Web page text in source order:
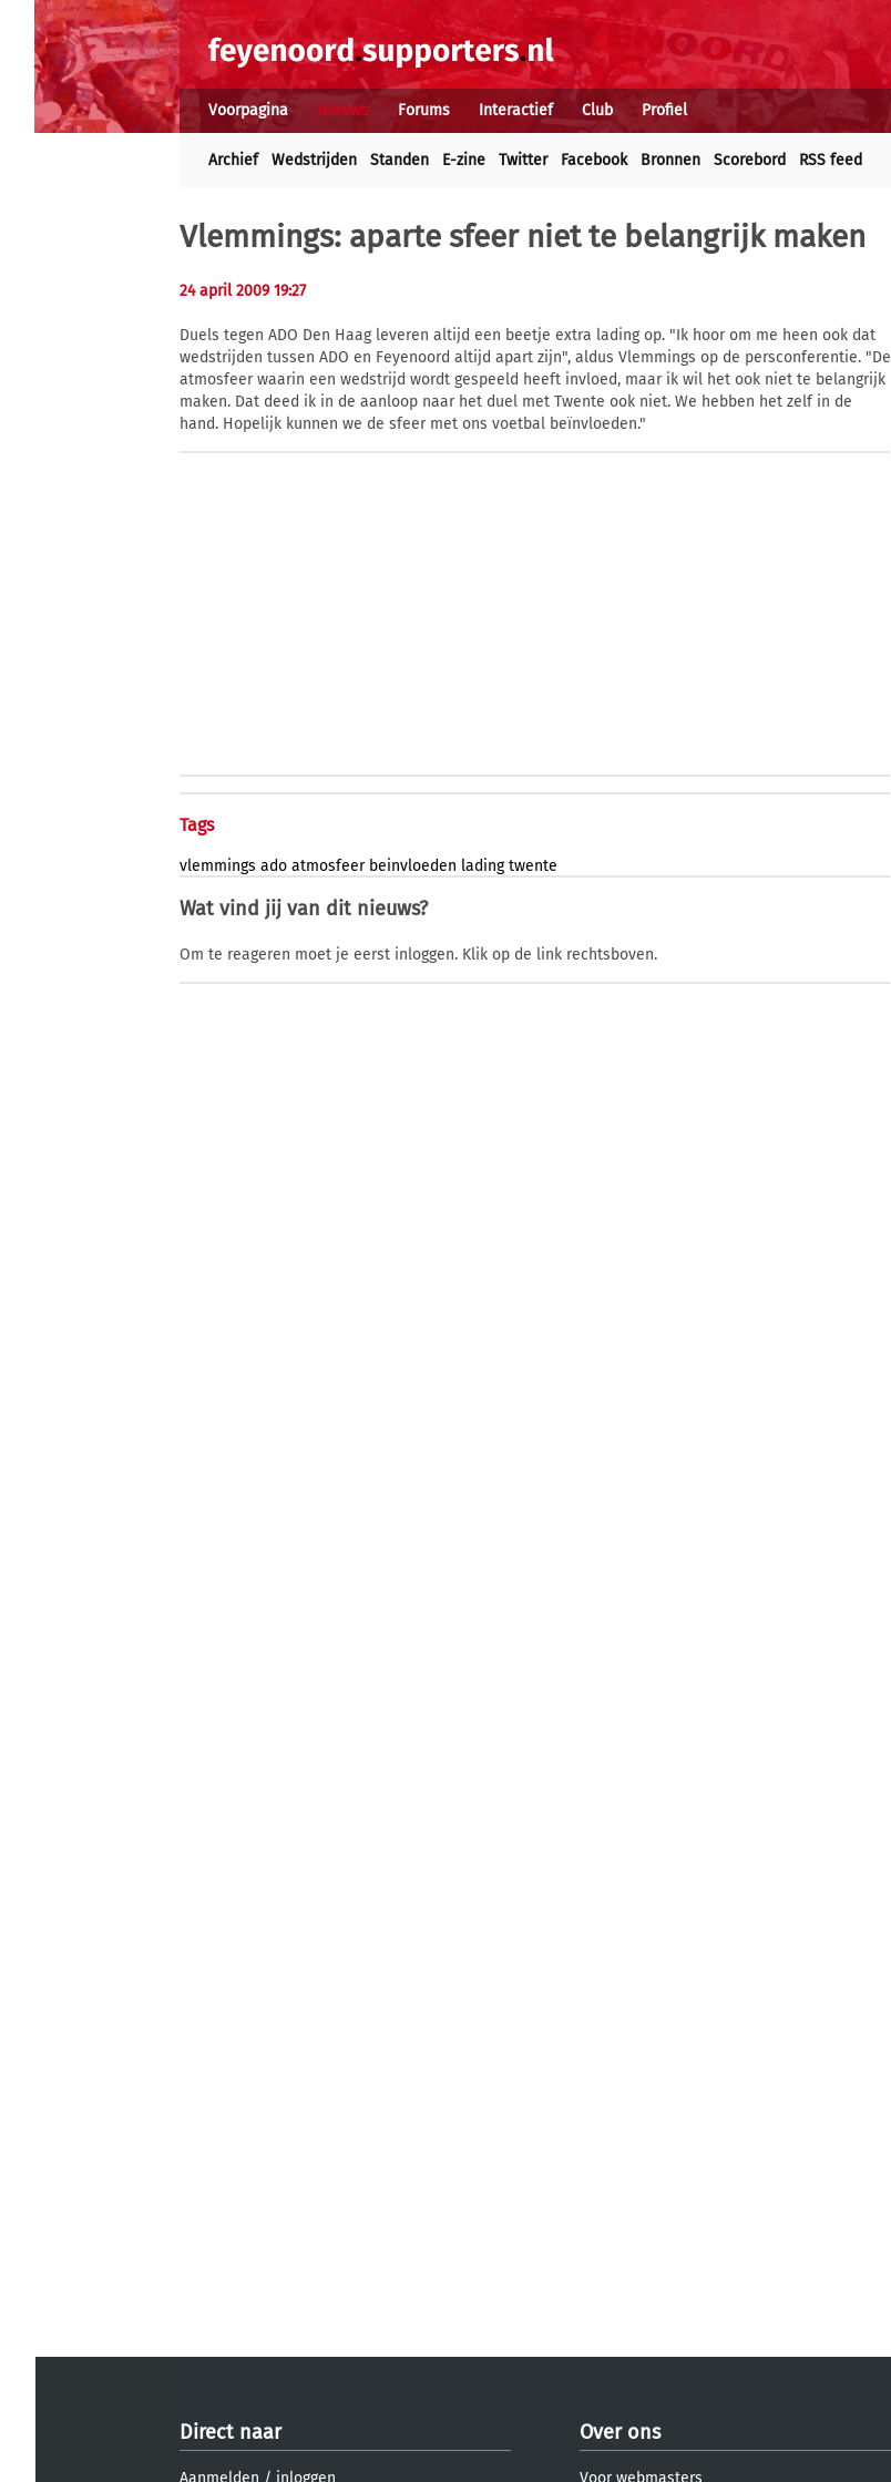
Voorpagina Nieuws Forums Interactief Club Profiel
Archief Wedstrijden Standen E-zine Twitter Facebook Bronnen Scorebord RSS feed
Vlemmings: aparte sfeer niet te belangrijk maken
24 april 2009 19:27
Duels tegen ADO Den Haag leveren altijd een beetje extra lading op. "Ik hoor om me heen ook dat
wedstrijden tussen ADO en Feyenoord altijd apart zijn", aldus Vlemmings op de persconferentie. "De
atmosfeer waarin een wedstrijd wordt gespeeld heeft invloed, maar ik wil het ook niet te belangrijk
maken. Dat deed ik in de aanloop naar het duel met Twente ook niet. We hebben het zelf in de
hand. Hopelijk kunnen we de sfeer met ons voetbal beïnvloeden."
Tags
vlemmings ado atmosfeer beinvloeden lading twente
Wat vind jij van dit nieuws?
Om te reageren moet je eerst inloggen. Klik op de link rechtsboven.
Direct naar
Aanmelden / inloggen
Over ons
Voor webmasters